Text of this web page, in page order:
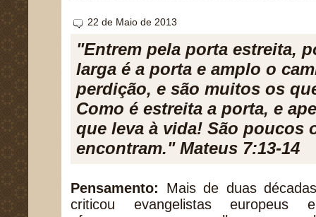
22 de Maio de 2013
"Entrem pela porta estreita,
larga é a porta e amplo o
perdição, e são muitos os
Como é estreita a porta, e
que leva à vida! São poucos
encontram." Mateus 7:13-14
Pensamento: Mais de duas
criticou evangelistas europeus